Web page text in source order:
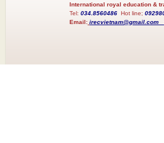
International royal education &
Tel:034.8560486Hot line;
Email: irecvietnam@gmail.com